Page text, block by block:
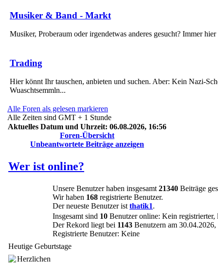
Musiker & Band - Markt
Musiker, Proberaum oder irgendetwas anderes gesucht? Immer
Trading
Hier könnt Ihr tauschen, anbieten und suchen. Aber: Kein Nazi-
Wuaschtsemmln...
Alle Foren als gelesen markieren
Alle Zeiten sind GMT + 1 Stunde
Aktuelles Datum und Uhrzeit: 06.08.2026, 16:56
Foren-Übersicht
Unbeantwortete Beiträge anzeigen
Wer ist online?
Unsere Benutzer haben insgesamt 21340 Beiträge
Wir haben 168 registrierte Benutzer.
Der neueste Benutzer ist thatik1.
Insgesamt sind 10 Benutzer online: Kein
Der Rekord liegt bei 1143 Benutzern am 30.04.2026,
Registrierte Benutzer: Keine
Heutige Geburtstage